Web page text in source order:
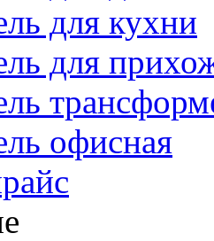
для кухни
для
офисная